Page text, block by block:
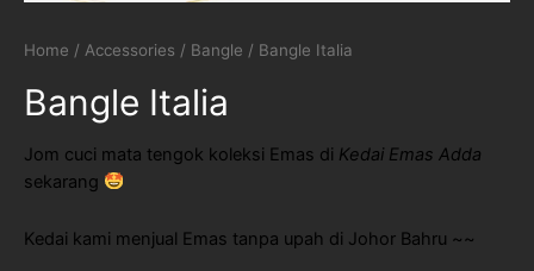
Home / Accessories / Bangle / Bangle Italia
Bangle Italia
Jom cuci mata tengok koleksi Emas di Kedai Emas Adda
sekarang
Kedai kami menjual Emas tanpa upah di Johor Bahru ~~